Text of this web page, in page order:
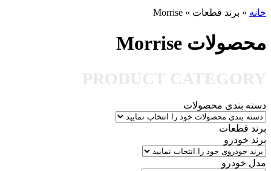
خانه » برند قطعات »
Morrise
محصولات Morrise
دسته بندی محصولات
برند قطعات
برند خودرو
مدل خودرو